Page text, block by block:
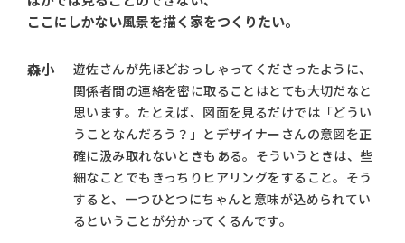
ここにしかない風景を描く家をつくりたい。
森小
遊佐さんが先ほどおっしゃってくださったように、
関係者間の連絡を密に取ることはとても大切だなと
思います。たとえば、図面を見るだけでは「どうい
うことなんだろう？」とデザイナーさんの意図を正
確に汲み取れないときもある。そういうときは、些
細なことでもきっちりヒアリングをすること。そう
すると、一つひとつにちゃんと意味が込められてい
るということが分かってくるんです。